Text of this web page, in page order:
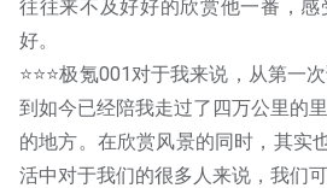
往往来不及好好的欣赏他一番，
好。
⭐️⭐️⭐️极氪001对于我来说，从第一
到如今已经陪我走过了四万公里的
的地方。在欣赏风景的同时，其实
活中对于我们的很多人来说，我们